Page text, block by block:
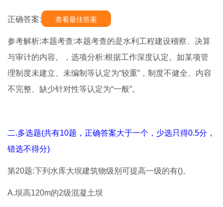
正确答案: 查看最佳答案
参考解析:本题考查:本题考查的是水利工程建设稽察、决算
与审计的内容。，选项分析:根据工作深度认定。如某项管
理制度未建立、未编制等认定为“较重”，制度不健全、内容
不完整、缺少针对性等认定为“一般”。
二.多选题(共有10题，正确答案大于一个，少选只得0.5分，
错选不得分)
第20题:下列水库大坝建筑物级别可提高一级的有()。
A.坝高120m的2级混凝土坝